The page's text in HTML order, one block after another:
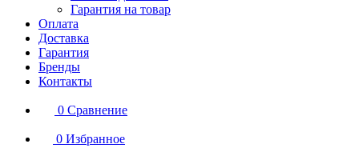
Гарантия на товар
Оплата
Доставка
Гарантия
Бренды
Контакты
0 Сравнение
0 Избранное